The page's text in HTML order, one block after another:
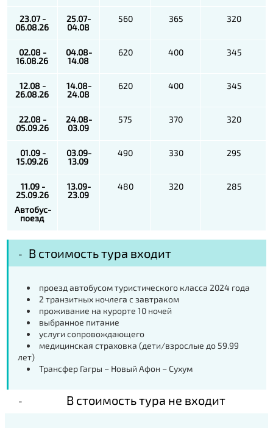
23.07 -
06.08.26
25.07-
04.08
560 365 320
02.08 -
16.08.26
04.08-
14.08
620 400 345
12.08 -
26.08.26
14.08-
24.08
620 400 345
22.08 -
05.09.26
24.08-
03.09
575 370 320
01.09 -
15.09.26
03.09-
13.09
490 330 295
11.09 -
25.09.26
Автобус-
поезд
13.09-
23.09
480 320 285
В стоимость тура входит
проезд автобусом туристического класса 2024 года
2 транзитных ночлега с завтраком
проживание на курорте 10 ночей
выбранное питание
услуги сопровождающего
медицинская страховка (дети/взрослые до 59.99
лет)
Трансфер Гагры – Новый Афон – Сухум
В стоимость тура не входит